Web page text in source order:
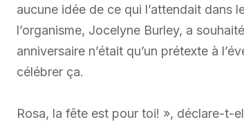
aucune idée de ce qui l’attendait dans
l’organisme, Jocelyne Burley, a
anniversaire n’était qu’un prétexte à
célébrer ça.
Rosa, la fête est pour toi! », déclare-t-